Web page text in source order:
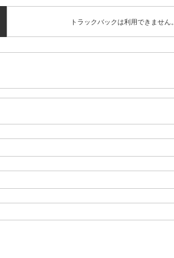
トラックバックは利用できません。